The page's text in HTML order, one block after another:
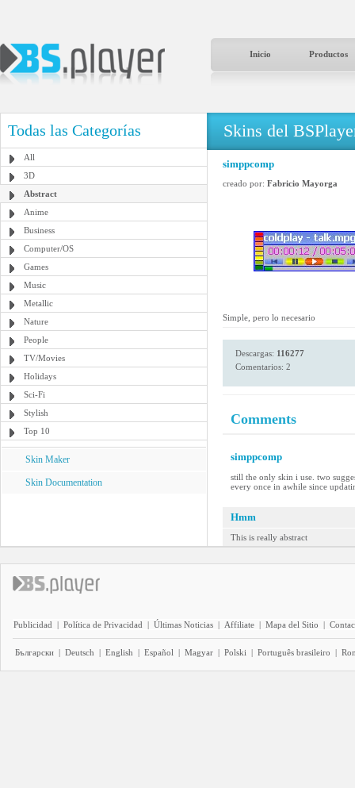
Inicio Productos
Todas las Categorías
All
3D
Abstract
Anime
Business
Computer/OS
Games
Music
Metallic
Nature
People
TV/Movies
Holidays
Sci-Fi
Stylish
Top 10
Skin Maker
Skin Documentation
Skins del
simppcomp
creado por: Fabricio Mayorga
Simple, pero lo necesario
Descargas: 116277
Comentarios: 2
Comments
simppcomp
still the only skin i use. two
every once in awhile since
Hmm
This is really abstract
Publicidad | Política de Privacidad | Últimas Noticias | Affiliate | Mapa del Sitio |
Български | Deutsch | English | Español | Magyar | Polski | Português brasileiro |